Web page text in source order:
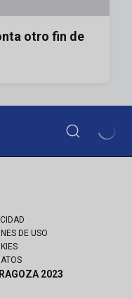
otro fin de
DE USO
2023